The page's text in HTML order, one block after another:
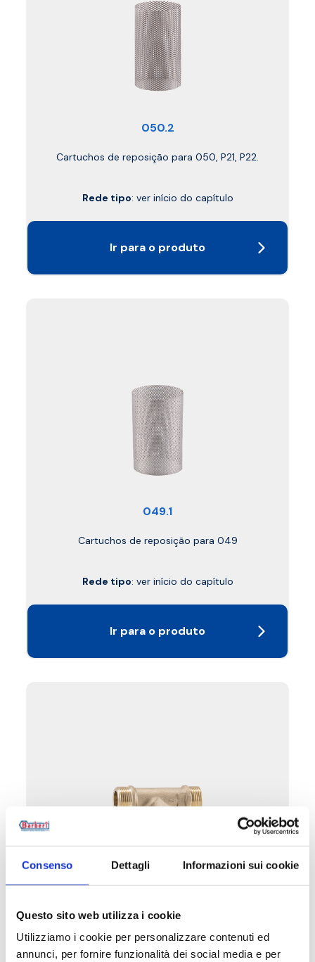
Consenso Dettagli Informazioni sui cookie
Questo sito web utilizza i cookie
Utilizziamo i cookie per personalizzare contenuti ed
annunci, per fornire funzionalità dei social media e per
050.2
Cartuchos de reposição para 050, P21, P22.
Rede tipo: ver início do capítulo
Ir para o produto
049.1
Cartuchos de reposição para 049
Rede tipo: ver início do capítulo
Ir para o produto